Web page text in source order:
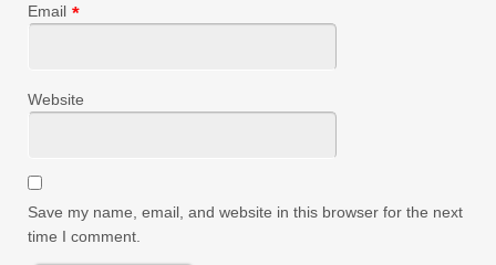
Email *
Website
Save my name, email, and website in this browser for the next
time I comment.